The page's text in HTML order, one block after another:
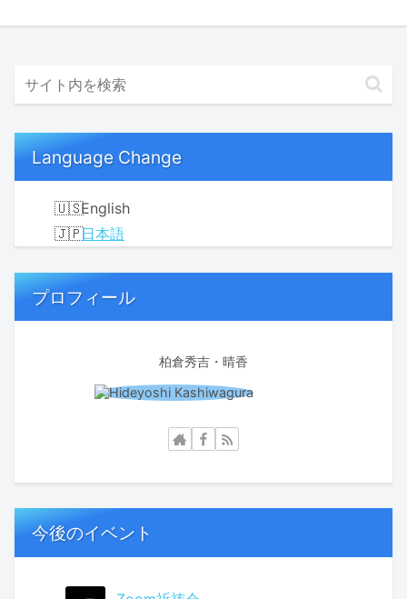
Language Change
English
日本語
プロフィール
柏倉秀吉・晴香
今後のイベント